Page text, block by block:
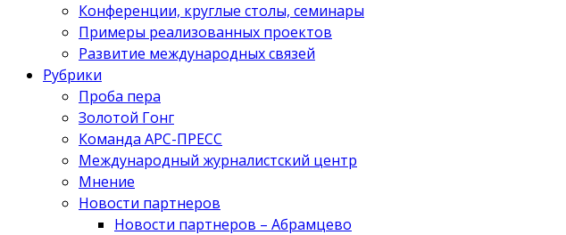
Конференции, круглые столы, семинары
Примеры реализованных проектов
Развитие международных связей
Рубрики
Проба пера
Золотой Гонг
Команда АРС-ПРЕСС
Международный журналистский центр
Мнение
Новости партнеров
Новости партнеров – Абрамцево